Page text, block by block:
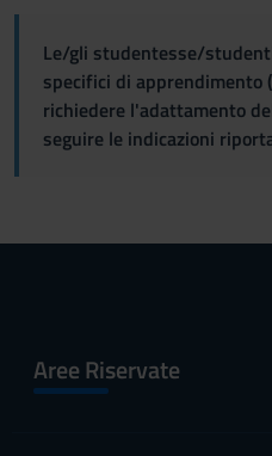
Le/gli studentesse/
specifici di apprendimento
richiedere l'adattamento
seguire le indicazioni
Aree Riservate